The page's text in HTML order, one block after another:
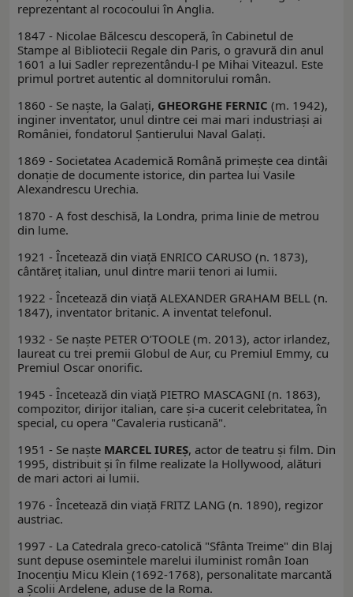
reprezentant al rococoului în Anglia.
1847 - Nicolae Bălcescu descoperă, în Cabinetul de
Stampe al Bibliotecii Regale din Paris, o gravură din anul
1601 a lui Sadler reprezentându-l pe Mihai Viteazul. Este
primul portret autentic al domnitorului român.
1860 - Se naşte, la Galaţi, GHEORGHE FERNIC (m. 1942),
inginer inventator, unul dintre cei mai mari industriaşi ai
României, fondatorul Şantierului Naval Galaţi.
1869 - Societatea Academică Română primeşte cea dintâi
donaţie de documente istorice, din partea lui Vasile
Alexandrescu Urechia.
1870 - A fost deschisă, la Londra, prima linie de metrou
din lume.
1921 - Încetează din viaţă ENRICO CARUSO (n. 1873),
cântăreţ italian, unul dintre marii tenori ai lumii.
1922 - Încetează din viaţă ALEXANDER GRAHAM BELL (n.
1847), inventator britanic. A inventat telefonul.
1932 - Se naşte PETER O’TOOLE (m. 2013), actor irlandez,
laureat cu trei premii Globul de Aur, cu Premiul Emmy, cu
Premiul Oscar onorific.
1945 - Încetează din viaţă PIETRO MASCAGNI (n. 1863),
compozitor, dirijor italian, care şi-a cucerit celebritatea, în
special, cu opera "Cavaleria rusticană".
1951 - Se naşte MARCEL IUREŞ, actor de teatru şi film. Din
1995, distribuit şi în filme realizate la Hollywood, alături
de mari actori ai lumii.
1976 - Încetează din viaţă FRITZ LANG (n. 1890), regizor
austriac.
1997 - La Catedrala greco-catolică "Sfânta Treime" din Blaj
sunt depuse osemintele marelui iluminist român Ioan
Inocenţiu Micu Klein (1692-1768), personalitate marcantă
a Şcolii Ardelene, aduse de la Roma.